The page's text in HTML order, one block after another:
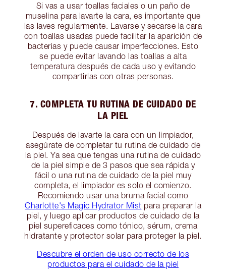
Si vas a usar toallas faciales o un paño de
muselina para lavarte la cara, es importante que
las laves regularmente. Lavarse y secarse la cara
con toallas usadas puede facilitar la aparición de
bacterias y puede causar imperfecciones. Esto
se puede evitar lavando las toallas a alta
temperatura después de cada uso y evitando
compartirlas con otras personas.
7. COMPLETA TU RUTINA DE CUIDADO DE
LA PIEL
Después de lavarte la cara con un limpiador,
asegúrate de completar tu rutina de cuidado de
la piel. Ya sea que tengas una rutina de cuidado
de la piel simple de 3 pasos que sea rápida y
fácil o una rutina de cuidado de la piel muy
completa, el limpiador es solo el comienzo.
Recomiendo usar una bruma facial como
Charlotte's Magic Hydrator Mist para preparar la
piel, y luego aplicar productos de cuidado de la
piel supereficaces como tónico, sérum, crema
hidratante y protector solar para proteger la piel.
Descubre el orden de uso correcto de los
productos para el cuidado de la piel